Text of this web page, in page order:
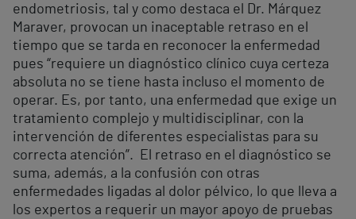
endometriosis, tal y como destaca el Dr. Márquez
Maraver, provocan un inaceptable retraso en el
tiempo que se tarda en reconocer la enfermedad
pues “requiere un diagnóstico clínico cuya certeza
absoluta no se tiene hasta incluso el momento de
operar. Es, por tanto, una enfermedad que exige un
tratamiento complejo y multidisciplinar, con la
intervención de diferentes especialistas para su
correcta atención”. El retraso en el diagnóstico se
suma, además, a la confusión con otras
enfermedades ligadas al dolor pélvico, lo que lleva a
los expertos a requerir un mayor apoyo de pruebas